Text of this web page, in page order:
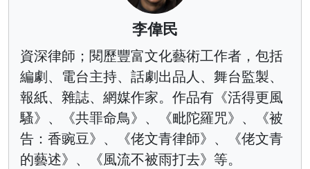
李偉民
資深律師；閱歷豐富文化藝術工作者，包括
編劇、電台主持、話劇出品人、舞台監製、
報紙、雜誌、網媒作家。作品有《活得更風
騷》、《共罪命鳥》、《毗陀羅咒》、《被
告：香豌豆》、《佬文青律師》、《佬文青
的藝述》、《風流不被雨打去》等。